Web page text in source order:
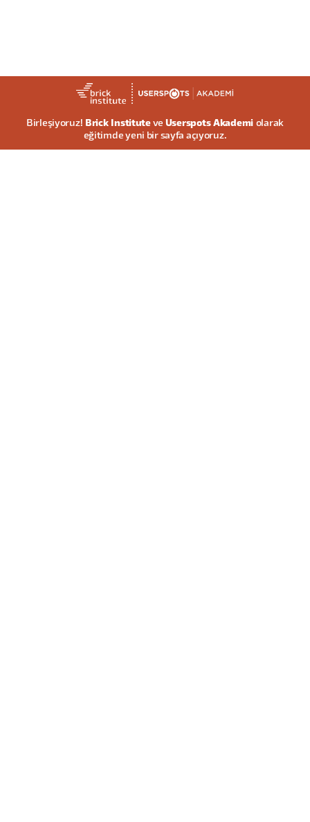
Birleşiyoruz! Brick Instituteve Userspots Akademi olarak
eğitimde yeni bir sayfa açıyoruz.